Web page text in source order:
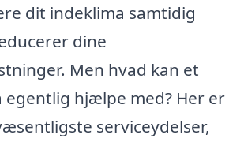
dit indeklima samtidig
dine
Men hvad kan et
egentlig hjælpe med? Her er
serviceydelser,